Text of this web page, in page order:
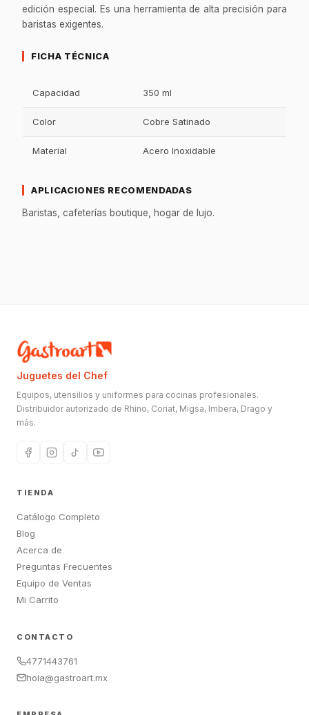
edición especial. Es una herramienta de alta precisión para
baristas exigentes.
FICHA TÉCNICA
Capacidad 350 ml
Color Cobre Satinado
Material Acero Inoxidable
APLICACIONES RECOMENDADAS
Baristas, cafeterías boutique, hogar de lujo.
Juguetes del Chef
Equipos, utensilios y uniformes para cocinas profesionales.
Distribuidor autorizado de Rhino, Coriat, Migsa, Imbera, Drago y
más.
TIENDA
Catálogo Completo
Blog
Acerca de
Preguntas Frecuentes
Equipo de Ventas
Mi Carrito
CONTACTO
4771443761
hola@gastroart.mx